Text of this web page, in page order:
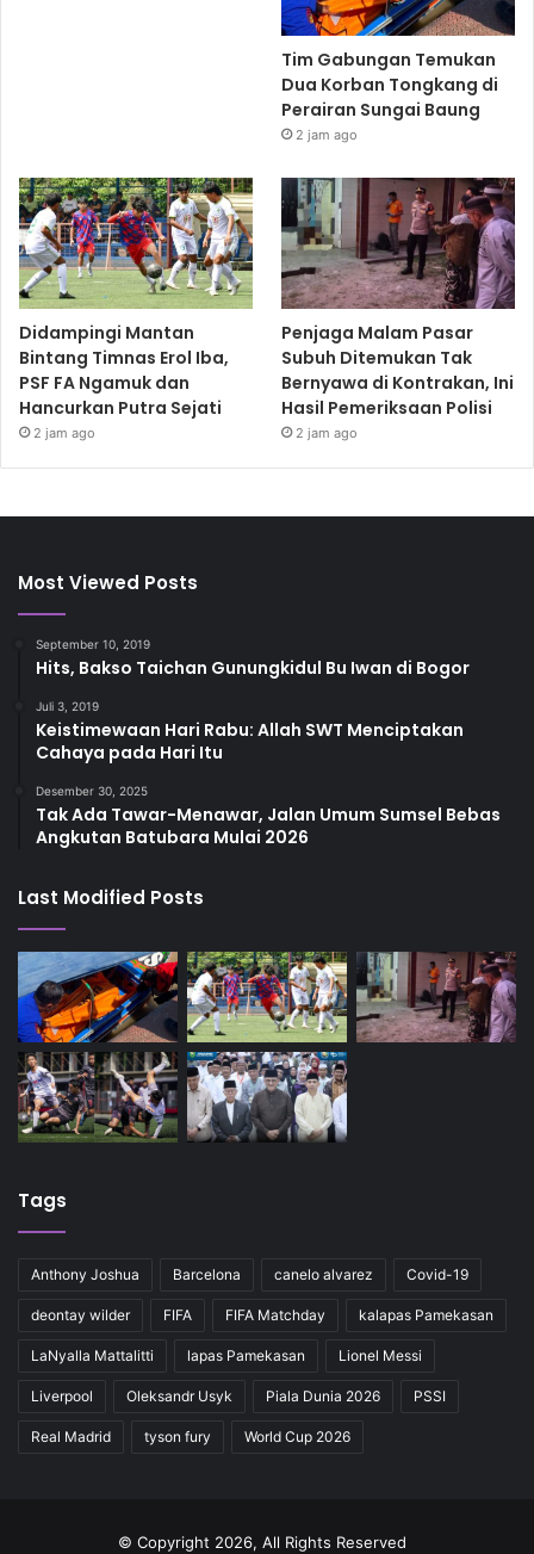
Tim Gabungan Temukan
Dua Korban Tongkang di
Perairan Sungai Baung
2 jam ago
Didampingi Mantan
Bintang Timnas Erol Iba,
PSF FA Ngamuk dan
Hancurkan Putra Sejati
2 jam ago
Penjaga Malam Pasar
Subuh Ditemukan Tak
Bernyawa di Kontrakan, Ini
Hasil Pemeriksaan Polisi
2 jam ago
Most Viewed Posts
September 10, 2019
Hits, Bakso Taichan Gunungkidul Bu Iwan di Bogor
Juli 3, 2019
Keistimewaan Hari Rabu: Allah SWT Menciptakan
Cahaya pada Hari Itu
Desember 30, 2025
Tak Ada Tawar-Menawar, Jalan Umum Sumsel Bebas
Angkutan Batubara Mulai 2026
Last Modified Posts
Tags
Anthony Joshua Barcelona canelo alvarez Covid-19
deontay wilder FIFA FIFA Matchday kalapas Pamekasan
LaNyalla Mattalitti lapas Pamekasan Lionel Messi
Liverpool Oleksandr Usyk Piala Dunia 2026 PSSI
Real Madrid tyson fury World Cup 2026
© Copyright 2026, All Rights Reserved